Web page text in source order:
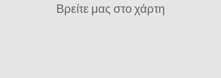
Βρείτε μας στο χάρτη